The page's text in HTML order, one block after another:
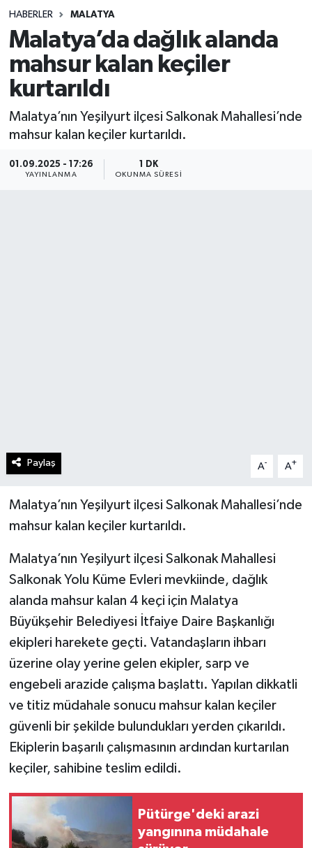
HABERLER MALATYA
Malatya’da dağlık alanda
mahsur kalan keçiler
kurtarıldı
Malatya’nın Yeşilyurt ilçesi Salkonak Mahallesi’nde
mahsur kalan keçiler kurtarıldı.
01.09.2025 - 17:26
YAYINLANMA
1 DK
OKUNMA SÜRESI
Paylaş A- A+
Malatya’nın Yeşilyurt ilçesi Salkonak Mahallesi’nde
mahsur kalan keçiler kurtarıldı.
Malatya’nın Yeşilyurt ilçesi Salkonak Mahallesi
Salkonak Yolu Küme Evleri mevkiinde, dağlık
alanda mahsur kalan 4 keçi için Malatya
Büyükşehir Belediyesi İtfaiye Daire Başkanlığı
ekipleri harekete geçti. Vatandaşların ihbarı
üzerine olay yerine gelen ekipler, sarp ve
engebeli arazide çalışma başlattı. Yapılan dikkatli
ve titiz müdahale sonucu mahsur kalan keçiler
güvenli bir şekilde bulundukları yerden çıkarıldı.
Ekiplerin başarılı çalışmasının ardından kurtarılan
keçiler, sahibine teslim edildi.
Pütürge'deki arazi
yangınına müdahale
Spor
Teknoloji
Yaşam